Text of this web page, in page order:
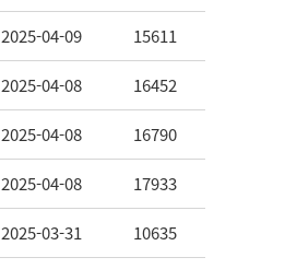
2025-04-09 15611
2025-04-08 16452
2025-04-08 16790
2025-04-08 17933
2025-03-31 10635